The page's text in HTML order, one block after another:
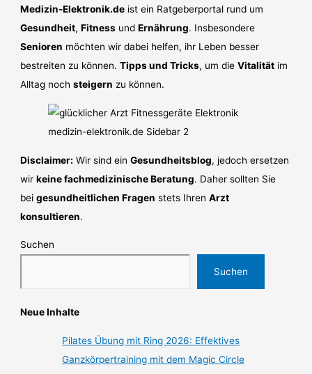
Medizin-Elektronik.de ist ein Ratgeberportal rund um
Gesundheit,Fitness undErnährung. Insbesondere
Senioren möchten wir dabei helfen, ihr Leben besser
bestreiten zu können.Tipps und Tricks, um dieVitalität im
Alltag nochsteigern zu können.
Disclaimer: Wir sind einGesundheitsblog, jedoch ersetzen
wirkeine fachmedizinische Beratung. Daher sollten Sie
beigesundheitlichen Fragen stets IhrenArzt
konsultieren.
Suchen
Suchen
Neue Inhalte
Pilates Übung mit Ring 2026: Effektives
Ganzkörpertraining mit dem Magic Circle